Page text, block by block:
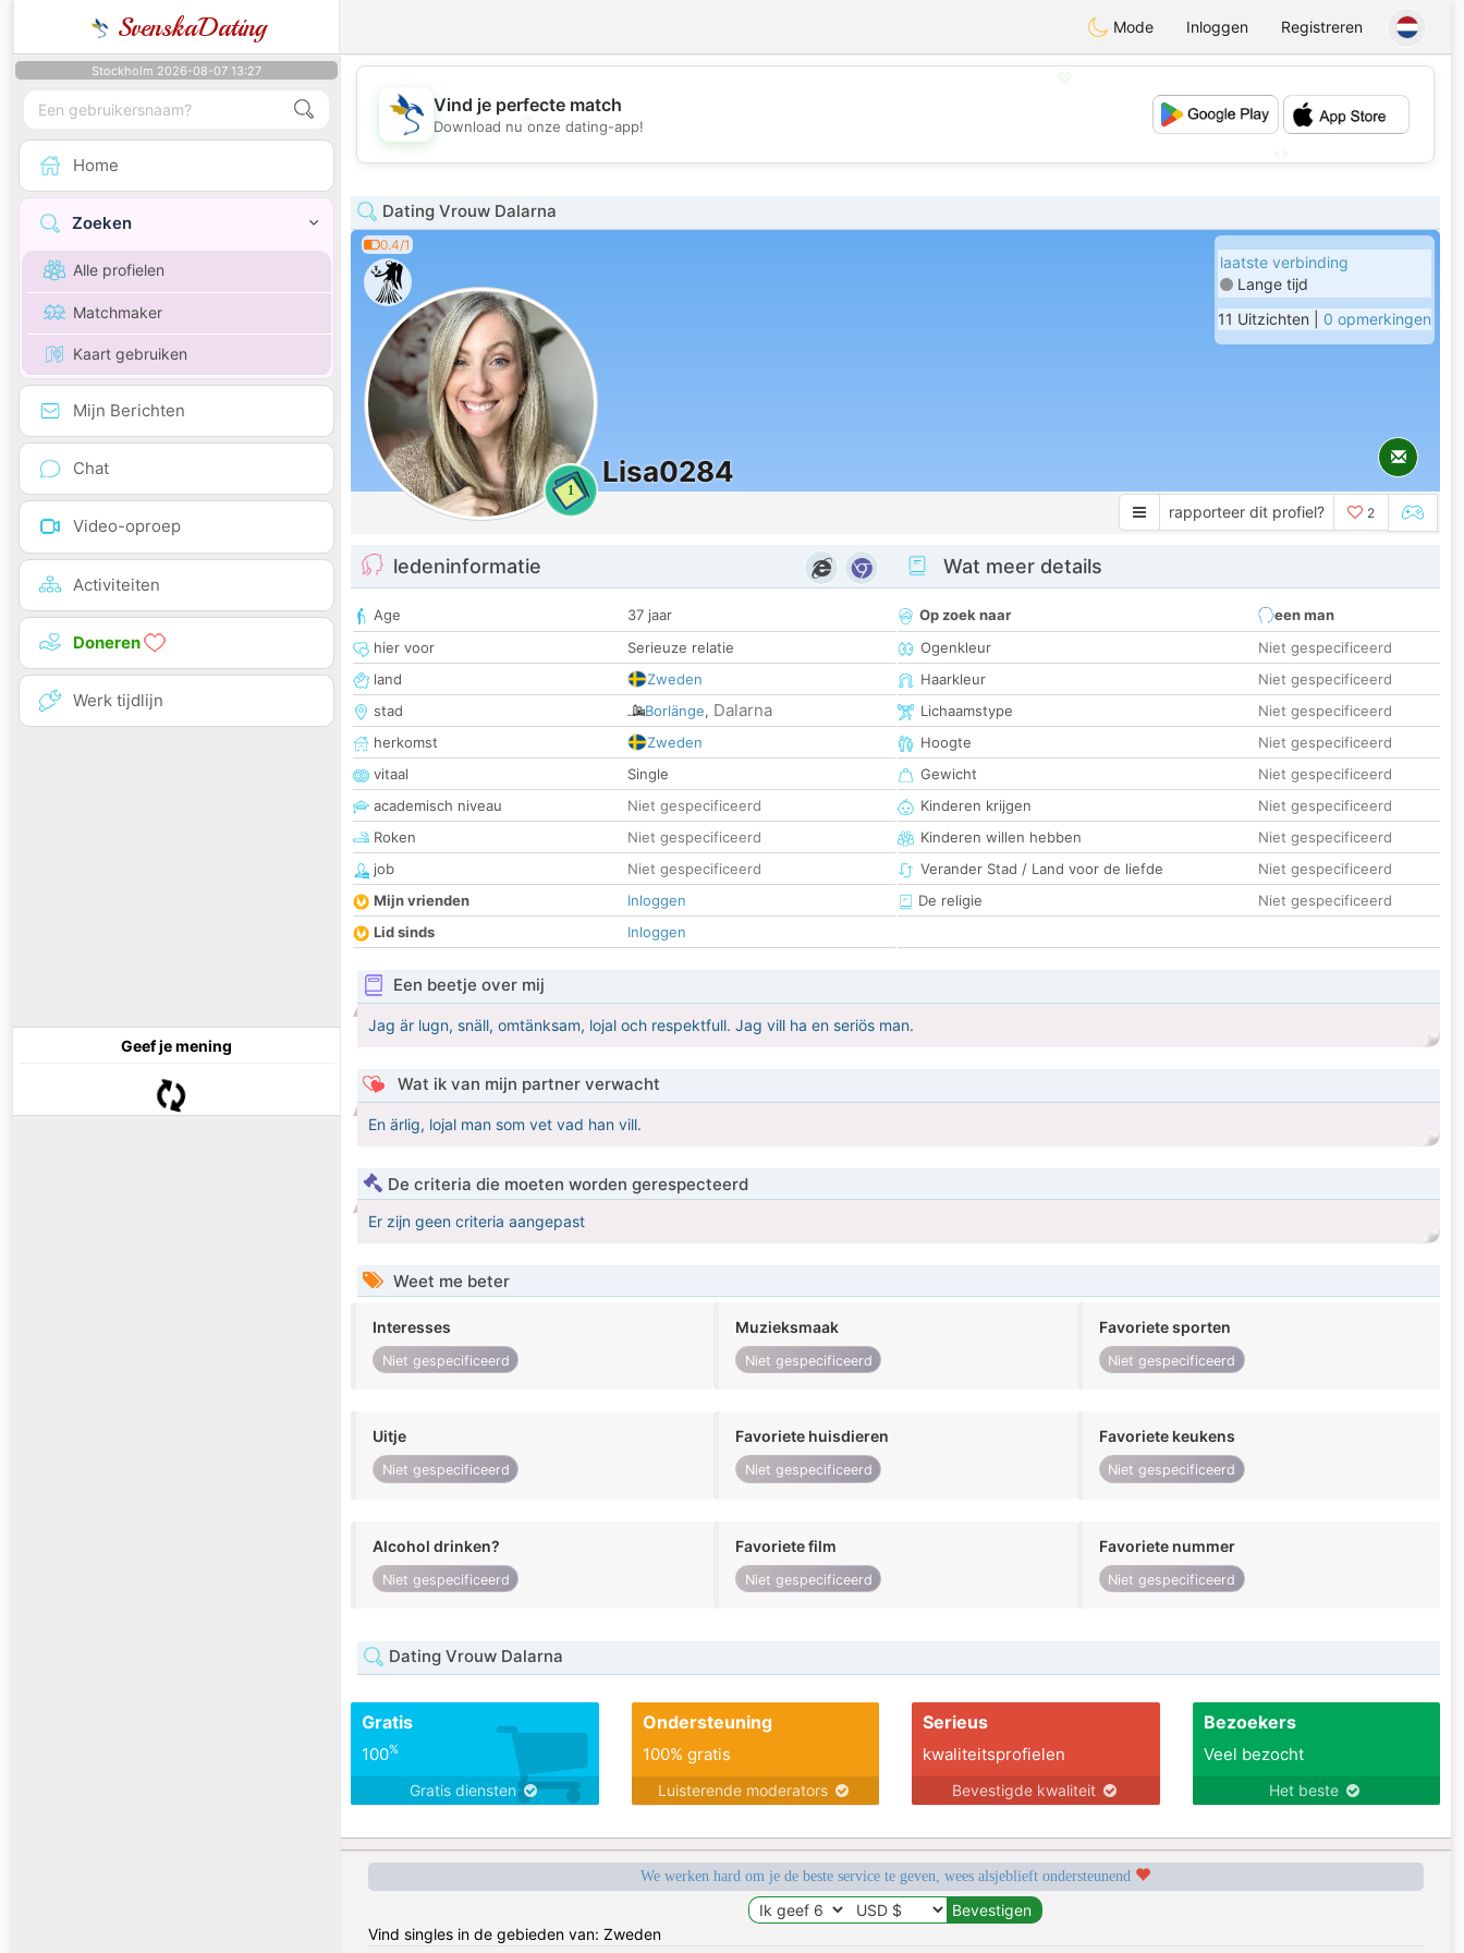
SvenskaDating Mode Inloggen Registreren
Stockholm 2026-08-07 13:27
Home
Zoeken
Alle profielen
Matchmaker
Kaart gebruiken
Mijn Berichten
Chat
Video-oproep
Activiteiten
Doneren
Werk tijdlijn
Geef je mening
💖
💕
Vind je perfecte match
Download nu onze dating-app!
Dating Vrouw Dalarna
0.4/1
1
Lisa0284
laatste verbinding
Lange tijd
11 Uitzichten | 0 opmerkingen
rapporteer dit profiel? 2
ledeninformatie
Age
37 jaar
hier voor
Serieuze relatie
land
Zweden
stad
Borlänge, Dalarna
herkomst
Zweden
vitaal
Single
academisch niveau
Niet gespecificeerd
Roken
Niet gespecificeerd
job
Niet gespecificeerd
Mijn vrienden
Inloggen
Lid sinds
Inloggen
Wat meer details
Op zoek naar
een man
Ogenkleur
Niet gespecificeerd
Haarkleur
Niet gespecificeerd
Lichaamstype
Niet gespecificeerd
Hoogte
Niet gespecificeerd
Gewicht
Niet gespecificeerd
Kinderen krijgen
Niet gespecificeerd
Kinderen willen hebben
Niet gespecificeerd
Verander Stad / Land voor de liefde
Niet gespecificeerd
De religie
Niet gespecificeerd
Een beetje over mij
Jag är lugn, snäll, omtänksam, lojal och respektfull. Jag vill ha en seriös man.
Wat ik van mijn partner verwacht
En ärlig, lojal man som vet vad han vill.
De criteria die moeten worden gerespecteerd
Er zijn geen criteria aangepast
Weet me beter
Interesses
Niet gespecificeerd
Muzieksmaak
Niet gespecificeerd
Favoriete sporten
Niet gespecificeerd
Uitje
Niet gespecificeerd
Favoriete huisdieren
Niet gespecificeerd
Favoriete keukens
Niet gespecificeerd
Alcohol drinken?
Niet gespecificeerd
Favoriete film
Niet gespecificeerd
Favoriete nummer
Niet gespecificeerd
Dating Vrouw Dalarna
Gratis
100%
Gratis diensten
Ondersteuning
100% gratis
Luisterende moderators
Serieus
kwaliteitsprofielen
Bevestigde kwaliteit
Bezoekers
Veel bezocht
Het beste
We werken hard om je de beste service te geven, wees alsjeblieft ondersteunend
Vind singles in de gebieden van: Zweden